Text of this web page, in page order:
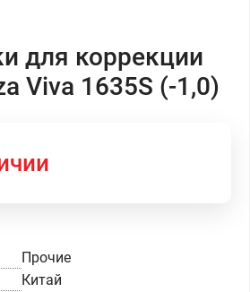
для коррекции
Viva 1635S (-1,0)
Прочие
Китай